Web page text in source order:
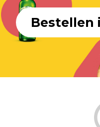
Bestellen